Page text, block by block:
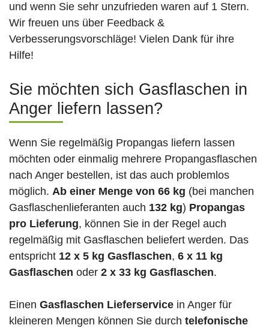
und wenn Sie sehr unzufrieden waren auf 1 Stern.
Wir freuen uns über Feedback &
Verbesserungsvorschläge! Vielen Dank für ihre
Hilfe!
Sie möchten sich Gasflaschen in
Anger liefern lassen?
Wenn Sie regelmäßig Propangas liefern lassen
möchten oder einmalig mehrere Propangasflaschen
nach Anger bestellen, ist das auch problemlos
möglich. Ab einer Menge von 66 kg (bei manchen
Gasflaschenlieferanten auch 132 kg) Propangas
pro Lieferung, können Sie in der Regel auch
regelmäßig mit Gasflaschen beliefert werden. Das
entspricht 12 x 5 kg Gasflaschen, 6 x 11 kg
Gasflaschen oder 2 x 33 kg Gasflaschen.
Einen Gasflaschen Lieferservice in Anger für
kleineren Mengen können Sie durch telefonische